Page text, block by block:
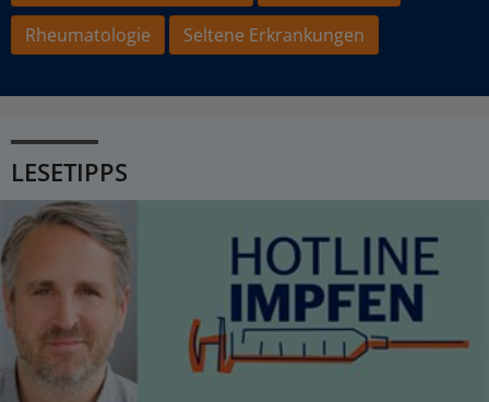
Rheumatologie
Seltene Erkrankungen
LESETIPPS